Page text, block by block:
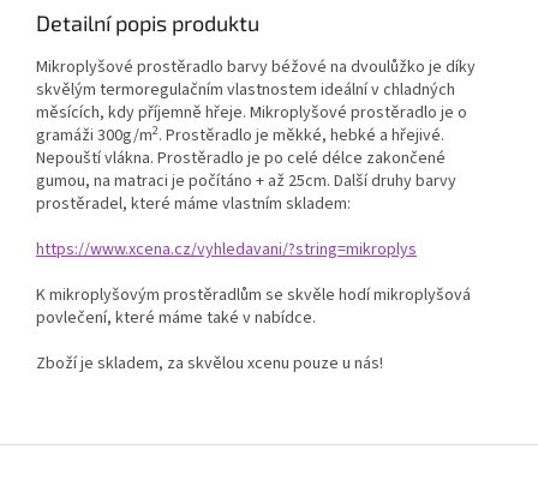
Detailní popis produktu
Mikroplyšové prostěradlo barvy béžové na dvoulůžko je díky
skvělým termoregulačním vlastnostem ideální v chladných
měsících, kdy příjemně hřeje. Mikroplyšové prostěradlo je o
gramáži 300g/m2. Prostěradlo je měkké, hebké a hřejivé.
Nepouští vlákna. Prostěradlo je po celé délce zakončené
gumou, na matraci je počítáno + až 25cm. Další druhy barvy
prostěradel, které máme vlastním skladem:
https://www.xcena.cz/vyhledavani/?string=mikroplys
K mikroplyšovým prostěradlům se skvěle hodí mikroplyšová
povlečení, které máme také v nabídce.
Zboží je skladem, za skvělou xcenu pouze u nás!